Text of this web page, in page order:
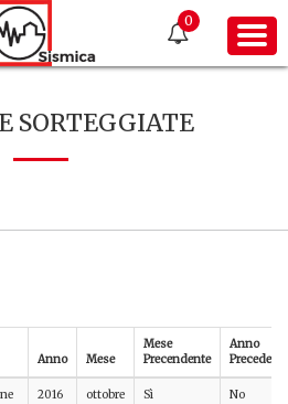
0
SORTEGGIATE
Anno Mese
Mese
Precendente
Anno
Precedente
2016 ottobre Sì No